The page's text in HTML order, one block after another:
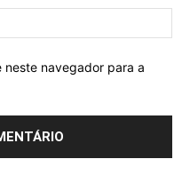
neste navegador para a